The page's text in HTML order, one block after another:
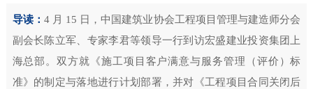
导读： 4 月 15 日，中国建筑业协会工程项目管理与建造师分会
副会长陈立军、专家李君等领导一行到访宏盛建业投资集团上
海总部。双方就《施工项目客户满意与服务管理（评价）标
准》的制定与落地进行计划部署，并对《工程项目合同关闭后